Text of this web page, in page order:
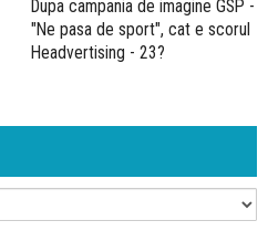
Dupa campania de imagine GSP -
"Ne pasa de sport", cat e scorul
Headvertising - 23?